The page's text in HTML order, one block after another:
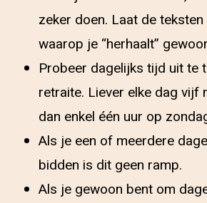
zeker doen. Laat de
waarop je “herhaalt”
Probeer dagelijks tijd uit te
retraite. Liever elke dag vijf
dan enkel één uur op
Als je een of meerdere
bidden is dit geen ramp.
Als je gewoon bent om